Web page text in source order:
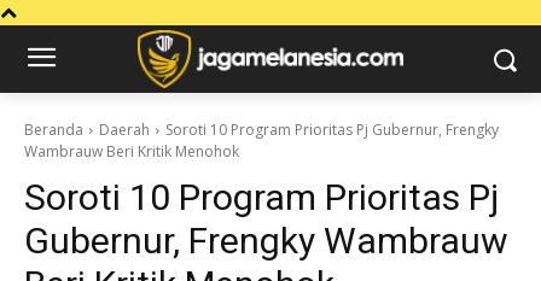
Beranda Daerah
Soroti 10 Program Prioritas Pj Gubernur, Frengky
Wambrauw Beri Kritik Menohok
Soroti 10 Program Prioritas Pj
Gubernur, Frengky Wambrauw